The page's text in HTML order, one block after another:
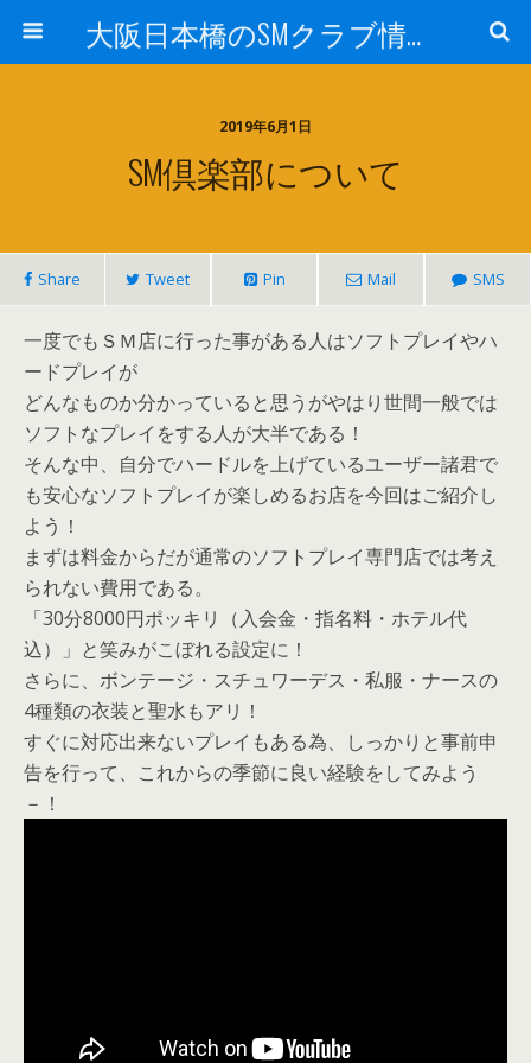
大阪日本橋のSMクラブ情報 M女専科
2019年6月1日
SM倶楽部について
Share Tweet Pin Mail SMS
一度でもＳＭ店に行った事がある人はソフトプレイやハ
ードプレイが
どんなものか分かっていると思うがやはり世間一般では
ソフトなプレイをする人が大半である！
そんな中、自分でハードルを上げているユーザー諸君で
も安心なソフトプレイが楽しめるお店を今回はご紹介し
よう！
まずは料金からだが通常のソフトプレイ専門店では考え
られない費用である。
「30分8000円ポッキリ（入会金・指名料・ホテル代
込）」と笑みがこぼれる設定に！
さらに、ボンテージ・スチュワーデス・私服・ナースの
4種類の衣装と聖水もアリ！
すぐに対応出来ないプレイもある為、しっかりと事前申
告を行って、これからの季節に良い経験をしてみよう
－！